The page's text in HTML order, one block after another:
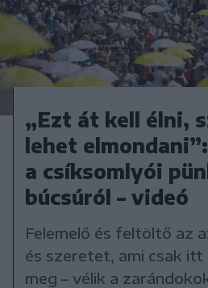
„Ezt át kell élni,
lehet
a csíksomlyói
búcsúról – videó
Felemelő és feltöltő az
és szeretet, ami csak
meg – vélik a